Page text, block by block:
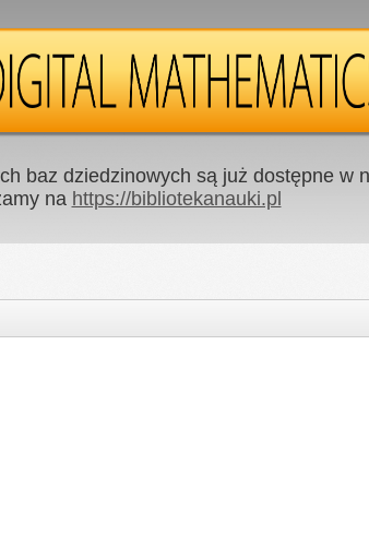
baz dziedzinowych są już dostępne w
na https://bibliotekanauki.pl